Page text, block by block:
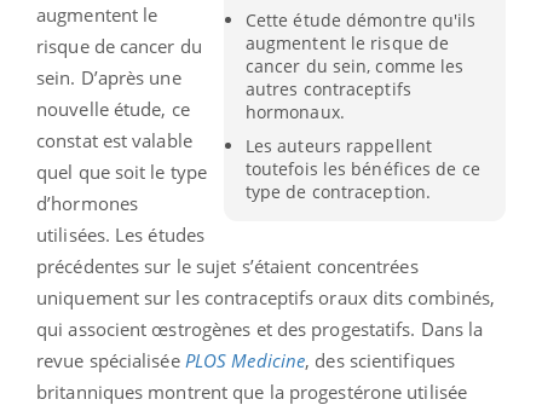
Cette étude démontre qu'ils
augmentent le risque de
cancer du sein, comme les
autres contraceptifs
hormonaux.
Les auteurs rappellent
toutefois les bénéfices de ce
type de contraception.
augmentent le
risque de cancer du
sein. D’après une
nouvelle étude, ce
constat est valable
quel que soit le type
d’hormones
utilisées. Les études
précédentes sur le sujet s’étaient concentrées
uniquement sur les contraceptifs oraux dits combinés,
qui associent œstrogènes et des progestatifs. Dans la
revue spécialisée PLOS Medicine, des scientifiques
britanniques montrent que la progestérone utilisée